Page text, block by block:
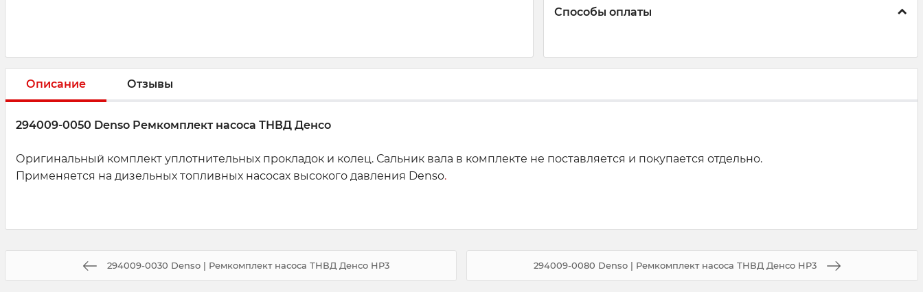
Способы оплаты
Описание Отзывы
294009-0050 Denso Ремкомплект насоса ТНВД Денсо
Оригинальный комплект уплотнительных прокладок и колец. Сальник вала в комплекте не поставляется и покупается отдельно.
Применяется на дизельных топливных насосах высокого давления Denso.
294009-0030 Denso | Ремкомплект насоса ТНВД Денсо HP3 294009-0080 Denso | Ремкомплект насоса ТНВД Денсо HP3